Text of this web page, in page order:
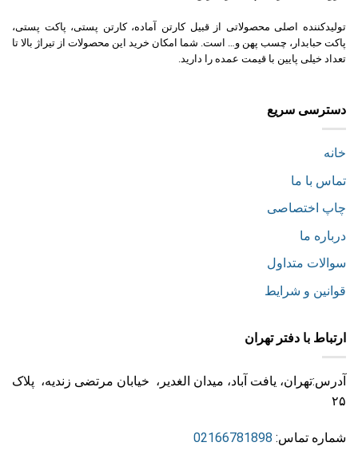
تولیدکننده اصلی محصولاتی از قبیل کارتن آماده، کارتن پستی، پاکت پستی،
پاکت حبابدار، چسب پهن و… است. شما امکان خرید این محصولات از تیراژ بالا تا
تعداد خیلی پایین با قیمت عمده را دارید.
دسترسی سریع
خانه
تماس با ما
چاپ اختصاصی
درباره ما
سوالات متداول
قوانین و شرایط
ارتباط با دفتر تهران
آدرس:تهران، یافت آباد، میدان الغدیر، خیابان مرتضی زندیه، پلاک
۲۵
شماره تماس: 02166781898